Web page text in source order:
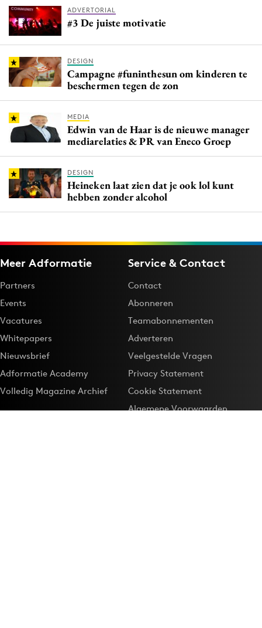
ADVERTORIAL
#3 De juiste motivatie
DESIGN
Campagne #funinthesun om kinderen te
beschermen tegen de zon
MEDIA
Edwin van de Haar is de nieuwe manager
mediarelaties & PR van Eneco Groep
DESIGN
Heineken laat zien dat je ook lol kunt
hebben zonder alcohol
Meer Adformatie
Partners
Events
Vacatures
Whitepapers
Nieuwsbrief
Adformatie Academy
Volledig Magazine Archief
Service & Contact
Contact
Abonneren
Teamabonnementen
Adverteren
Veelgestelde Vragen
Privacy Statement
Cookie Statement
Algemene Voorwaarden